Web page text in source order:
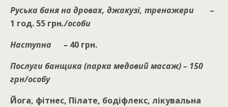
Руська баня на дровах, джакузі, тренажери –
1 год. 55 грн./особи
Наступна – 40 грн.
Послуги банщика (парка медовий масаж) – 150
грн/особу
Йога, фітнес, Пілате, бодіфлекс, лікувальна